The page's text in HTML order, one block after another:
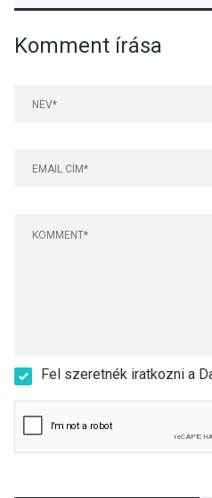
Komment írása
Fel szeretnék iratkozni a